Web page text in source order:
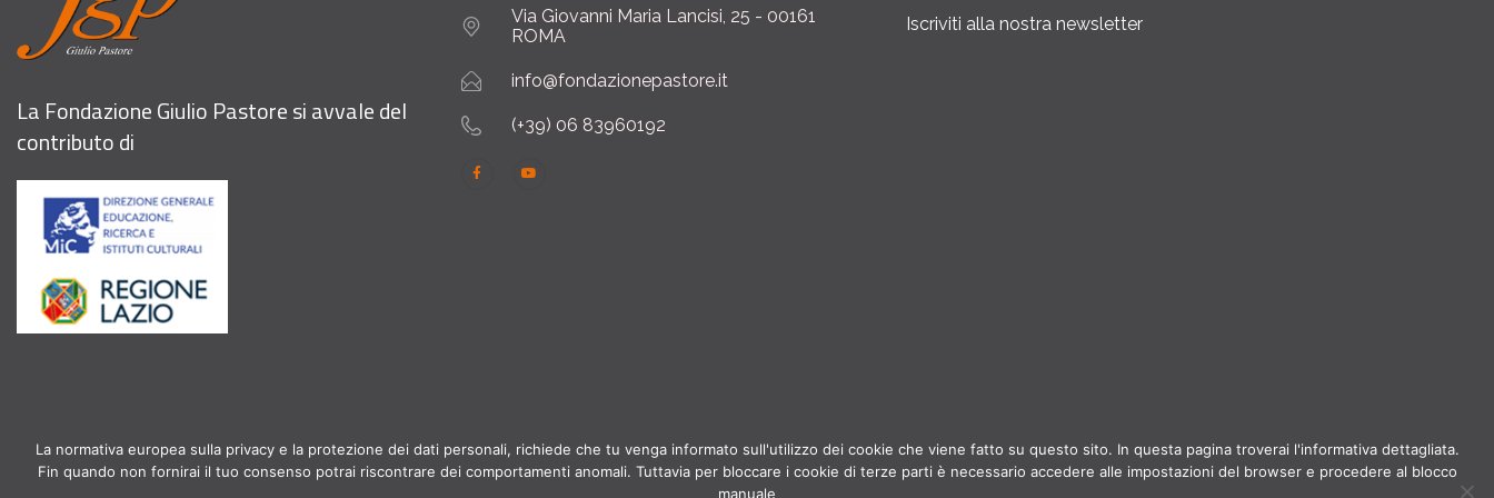
La Fondazione Giulio Pastore si avvale del
contributo di
Via Giovanni Maria Lancisi, 25 - 00161
ROMA
info@fondazionepastore.it
(+39) 06 83960192
Iscriviti alla nostra newsletter
La normativa europea sulla privacy e la protezione dei dati personali, richiede che tu venga informato sull'utilizzo dei cookie che viene fatto su questo sito. In questa pagina troverai l'informativa dettagliata.
Fin quando non fornirai il tuo consenso potrai riscontrare dei comportamenti anomali. Tuttavia per bloccare i cookie di terze parti è necessario accedere alle impostazioni del browser e procedere al blocco
manuale